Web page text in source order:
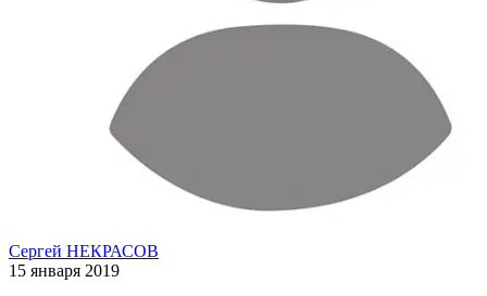
Сергей НЕКРАСОВ
15 января 2019